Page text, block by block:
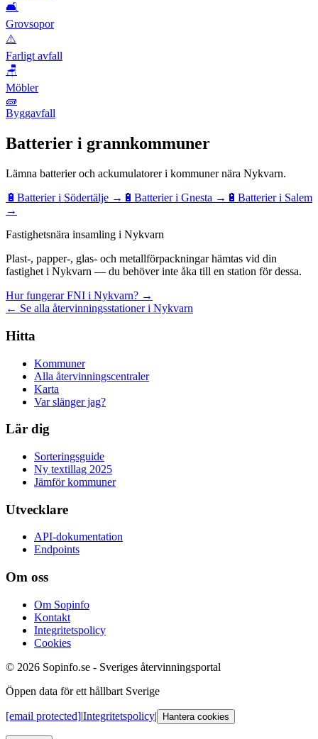
🛋️
Grovsopor
⚠️
Farligt avfall
🪑
Möbler
🧱
Byggavfall
Batterier i grannkommuner
Lämna batterier och ackumulatoreri kommuner nära Nykvarn.
🔋 Batterieri Södertälje → 🔋 Batterieri Gnesta → 🔋 Batterieri Salem
→
Fastighetsnära insamling i Nykvarn
Plast-, papper-, glas- och metallförpackningar hämtas vid din
fastighet i Nykvarn — du behöver inte åka till en station för dessa.
Hur fungerar FNI i Nykvarn? →
← Se alla återvinningsstationer i Nykvarn
Hitta
Kommuner
Alla återvinningscentraler
Karta
Var slänger jag?
Lär dig
Sorteringsguide
Ny textillag 2025
Jämför kommuner
Utvecklare
API-dokumentation
Endpoints
Om oss
Om Sopinfo
Kontakt
Integritetspolicy
Cookies
© 2026 Sopinfo.se - Sveriges återvinningsportal
Öppen data för ett hållbart Sverige
[email protected]|Integritetspolicy| Hantera cookies